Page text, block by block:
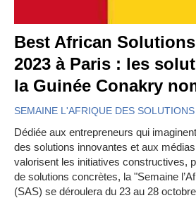
Best African
2023 à Paris : les
la Guinée Conakry
SEMAINE L'AFRIQUE DES
Dédiée aux entrepreneurs qui
des solutions innovantes et aux
valorisent les initiatives constructives,
de solutions concrètes, la "Semaine
(SAS) se déroulera du 23 au 28